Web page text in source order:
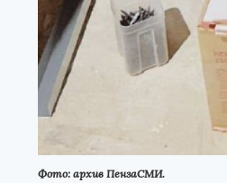
Фото: архив ПензаСМИ.